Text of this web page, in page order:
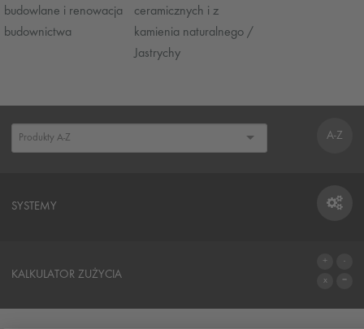
budowlane i renowacja
budownictwa
ceramicznych i z
kamienia naturalnego /
Jastrychy
A-Z
SYSTEMY
KALKULATOR ZUŻYCIA